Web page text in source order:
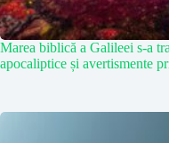
Marea biblică a Galileei s-a
apocaliptice și avertismente